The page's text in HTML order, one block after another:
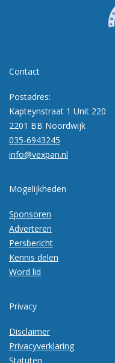
Contact
Postadres:
Kapteynstraat 1 Unit 220
2201 BB Noordwijk
035-6943245
info@vexpan.nl
Mogelijkheden
Sponsoren
Adverteren
Persbericht
Kennis delen
Word lid
Privacy
Disclaimer
Privacyverklaring
Statuten